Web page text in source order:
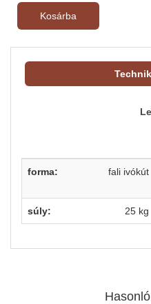
Kosárba
forma: fali ivókút
súly: 25 kg